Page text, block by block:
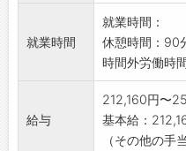
*仕事内容の
ては、面接時に
説明いたし
いたします。
就業時間
就業時間：
休憩時間：90
時間外労働時
給与
212,160円〜
基本給：
（その他の手